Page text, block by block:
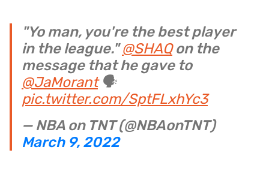
"Yo man, you're the best player
in the league."@SHAQon the
message that he gave to
@JaMorant🗣
pic.twitter.com/SptFLxhYc3
— NBA on TNT (@NBAonTNT)
March 9, 2022